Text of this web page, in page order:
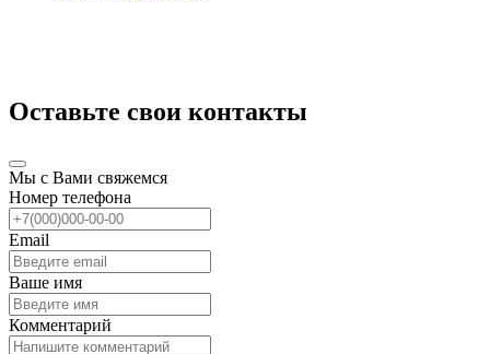
Оставьте свои контакты
Мы с Вами свяжемся
Номер телефона
Email
Ваше имя
Комментарий